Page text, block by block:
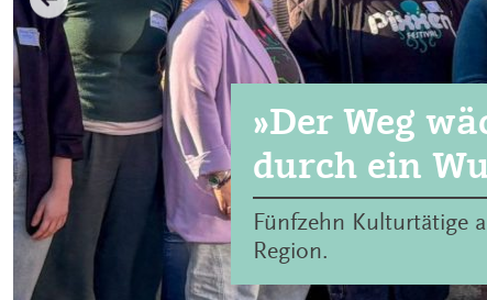
»Der Weg
durch ein
Fünfzehn Kulturtätige
Region.